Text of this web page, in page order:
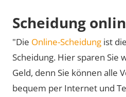
Scheidung
"Die Online-Scheidung ist
Scheidung. Hier sparen Sie
Geld, denn Sie können alle
bequem per Internet und